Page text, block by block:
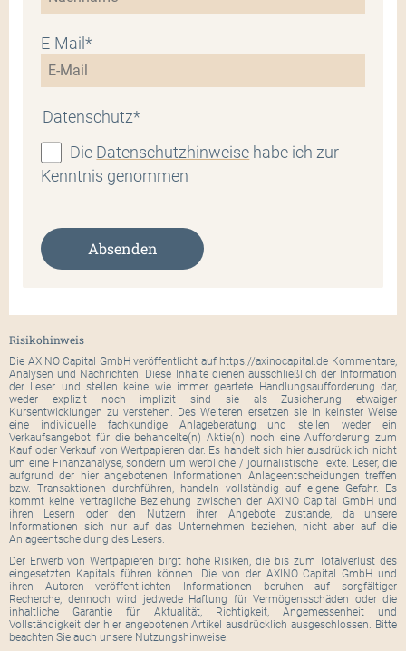
E-Mail*
Datenschutz*
Die Datenschutzhinweise habe ich zur
Kenntnis genommen
Absenden
Risikohinweis
Die AXINO Capital GmbH veröffentlicht auf https://axinocapital.de Kommentare,
Analysen und Nachrichten. Diese Inhalte dienen ausschließlich der Information
der Leser und stellen keine wie immer geartete Handlungsaufforderung dar,
weder explizit noch implizit sind sie als Zusicherung etwaiger
Kursentwicklungen zu verstehen. Des Weiteren ersetzen sie in keinster Weise
eine individuelle fachkundige Anlageberatung und stellen weder ein
Verkaufsangebot für die behandelte(n) Aktie(n) noch eine Aufforderung zum
Kauf oder Verkauf von Wertpapieren dar. Es handelt sich hier ausdrücklich nicht
um eine Finanzanalyse, sondern um werbliche / journalistische Texte. Leser, die
aufgrund der hier angebotenen Informationen Anlageentscheidungen treffen
bzw. Transaktionen durchführen, handeln vollständig auf eigene Gefahr. Es
kommt keine vertragliche Beziehung zwischen der AXINO Capital GmbH und
ihren Lesern oder den Nutzern ihrer Angebote zustande, da unsere
Informationen sich nur auf das Unternehmen beziehen, nicht aber auf die
Anlageentscheidung des Lesers.
Der Erwerb von Wertpapieren birgt hohe Risiken, die bis zum Totalverlust des
eingesetzten Kapitals führen können. Die von der AXINO Capital GmbH und
ihren Autoren veröffentlichten Informationen beruhen auf sorgfältiger
Recherche, dennoch wird jedwede Haftung für Vermögensschäden oder die
inhaltliche Garantie für Aktualität, Richtigkeit, Angemessenheit und
Vollständigkeit der hier angebotenen Artikel ausdrücklich ausgeschlossen. Bitte
beachten Sie auch unsere Nutzungshinweise.